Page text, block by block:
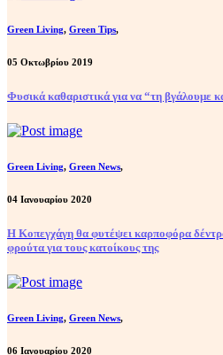
Green Living, Green Tips,
05 Οκτωβρίου 2019
Φυσικά καθαριστικά για να “τη βγάλουμε
Green Living, Green News,
04 Ιανουαρίου 2020
Η Κοπεγχάγη θα φυτέψει καρποφόρα
φρούτα για τους κατοίκους της
Green Living, Green News,
06 Ιανουαρίου 2020